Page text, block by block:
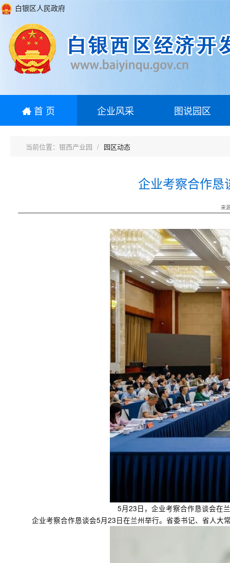
白银区人民政府
首 页 企业风采 图说园区
银西产业园 园区动态
企业考察合作
来
5月23日，企业考察合作恳谈会在
企业考察合作恳谈会5月23日在兰州举行。省委书记、省人大